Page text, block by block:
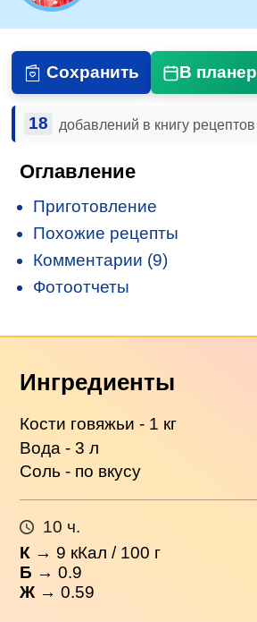
Сохранить В планер
18 добавлений в книгу рецептов
Оглавление
Приготовление
Похожие рецепты
Комментарии (9)
Фотоотчеты
Ингредиенты
Кости говяжьи - 1 кг
Вода - 3 л
Соль - по вкусу
10 ч.
К → 9 кКал / 100 г
Б → 0.9
Ж → 0.59